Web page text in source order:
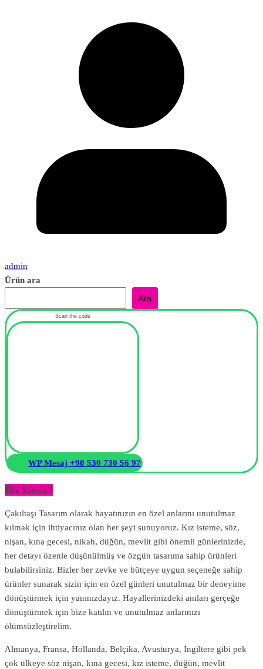
admin
Ürün ara
Ara
Scan the code
WP Mesaj +90 530 730 56 97
Biz kimiz?
Çakıltaşı Tasarım olarak hayatınızın en özel anlarını unutulmaz
kılmak için ihtiyacınız olan her şeyi sunuyoruz. Kız isteme, söz,
nişan, kına gecesi, nikah, düğün, mevlit gibi önemli günlerinizde,
her detayı özenle düşünülmüş ve özgün tasarıma sahip ürünleri
bulabilirsiniz. Bizler her zevke ve bütçeye uygun seçeneğe sahip
ürünler sunarak sizin için en özel günleri unutulmaz bir deneyime
dönüştürmek için yanınızdayız. Hayallerinizdeki anıları gerçeğe
dönüştürmek için bize katılın ve unutulmaz anlarınızı
ölümsüzleştirelim.
Almanya, Fransa, Hollanda, Belçika, Avusturya, İngiltere gibi pek
çok ülkeye söz nişan, kına gecesi, kız isteme, düğün, mevlit